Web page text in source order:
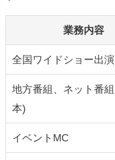
業務内容
全国ワイドショー出
地方番組、ネット番
本)
イベントMC